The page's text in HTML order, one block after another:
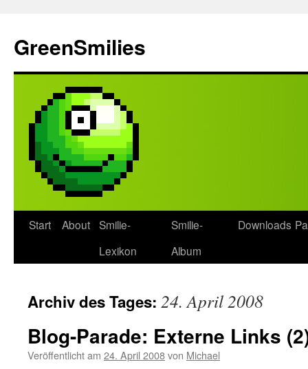
springen
GreenSmilies
Start About Smilie-
Lexikon
Smilie-
Album
Downloads
Archiv des Tages: 24. April 2008
Blog-Parade: Externe Links
Veröffentlicht am 24. April 2008von Michael